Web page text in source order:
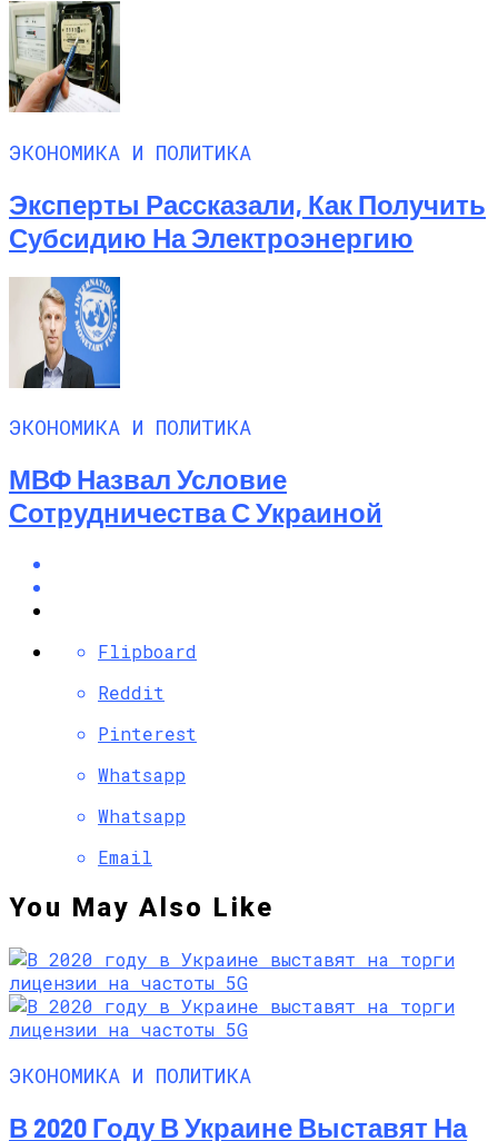
ЭКОНОМИКА И ПОЛИТИКА
Эксперты Рассказали, Как Получить
Субсидию На Электроэнергию
ЭКОНОМИКА И ПОЛИТИКА
МВФ Назвал Условие
Сотрудничества С Украиной
Flipboard
Reddit
Pinterest
Whatsapp
Whatsapp
Email
You May Also Like
ЭКОНОМИКА И ПОЛИТИКА
В 2020 Году В Украине Выставят На